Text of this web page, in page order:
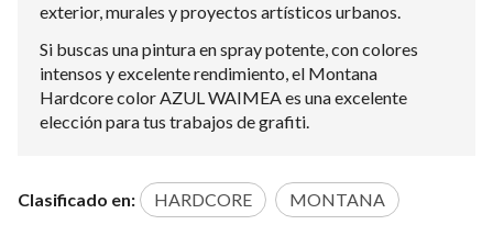
exterior, murales y proyectos artísticos urbanos.
Si buscas una pintura en spray potente, con colores
intensos y excelente rendimiento, el Montana
Hardcore color AZUL WAIMEA es una excelente
elección para tus trabajos de grafiti.
Clasificado en: HARDCORE MONTANA